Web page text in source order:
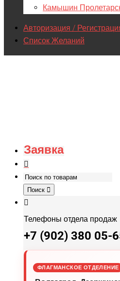
Камышин
Авторизация /
Список Желаний
Заявка
Поиск
Телефоны отдела продаж
+7 (902) 380 05-
ФЛАГМАНСКОЕ ОТДЕЛЕНИЕ